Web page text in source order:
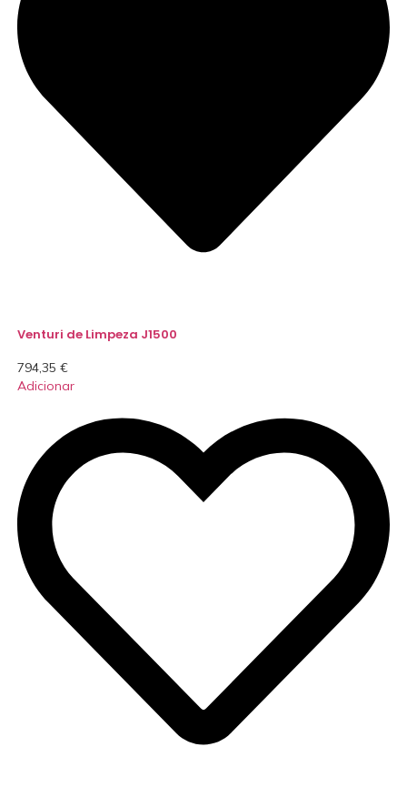
Venturi de Limpeza J1500
794,35 €
Adicionar